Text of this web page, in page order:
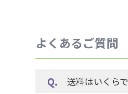
よくあるご質問
送料はいくら